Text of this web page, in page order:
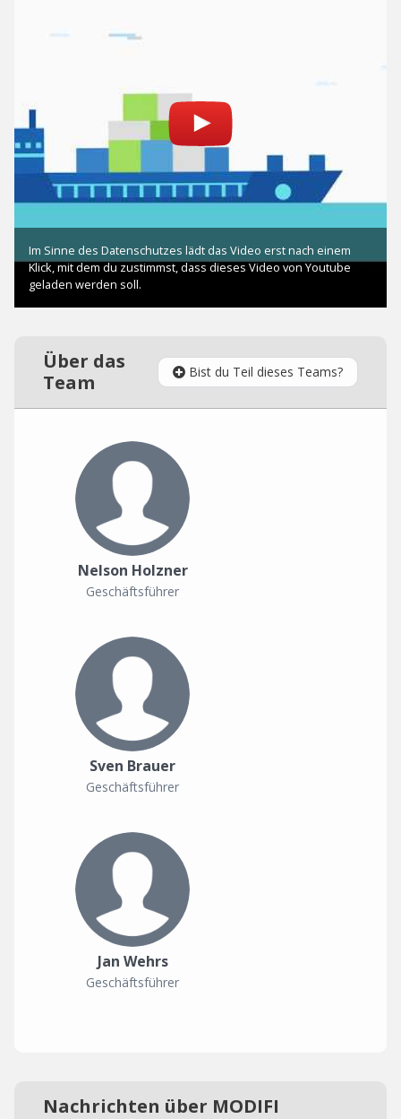
Über das
Team
Bist du Teil dieses Teams?
Nelson Holzner
Geschäftsführer
Sven Brauer
Geschäftsführer
Jan Wehrs
Geschäftsführer
Nachrichten über MODIFI